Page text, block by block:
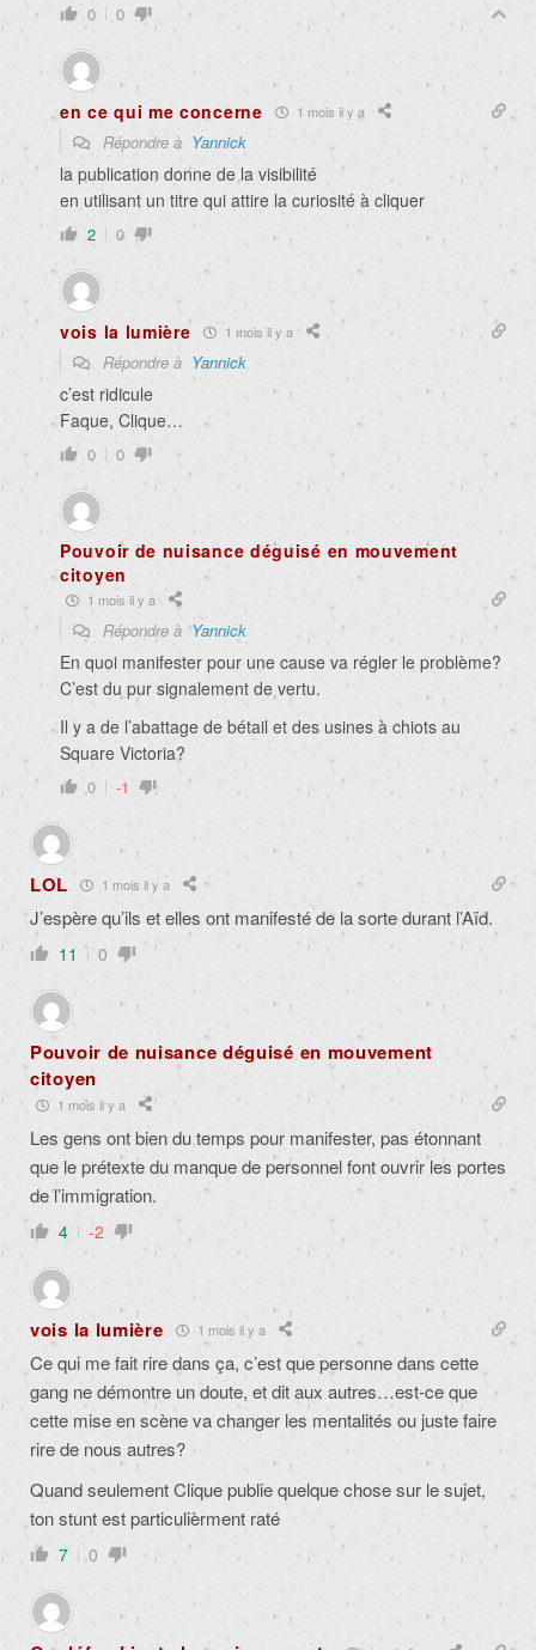
0 0
en ce qui me concerne 1 mois il y a
Répondre à Yannick
la publication donne de la visibilité
en utilisant un titre qui attire la curiosité à cliquer
2 0
vois la lumière 1 mois il y a
Répondre à Yannick
c’est ridicule
Faque, Clique…
0 0
Pouvoir de nuisance déguisé en mouvement
citoyen
1 mois il y a
Répondre àYannick
En quoi manifester pour une cause va régler le problème?
C’est du pur signalement de vertu.
Il y a de l’abattage de bétail et des usines à chiots au
Square Victoria?
0 -1
LOL 1 mois il y a
J’espère qu’ils et elles ont manifesté de la sorte durant l’Aïd.
11 0
Pouvoir de nuisance déguisé en mouvement
citoyen
1 mois il y a
Les gens ont bien du temps pour manifester, pas étonnant
que le prétexte du manque de personnel font ouvrir les portes
de l’immigration.
4 -2
vois la lumière 1 mois il y a
Ce qui me fait rire dans ça, c’est que personne dans cette
gang ne démontre un doute, et dit aux autres…est-ce que
cette mise en scène va changer les mentalités ou juste faire
rire de nous autres?
Quand seulement Clique publie quelque chose sur le sujet,
ton stunt est particulièrment raté
7 0